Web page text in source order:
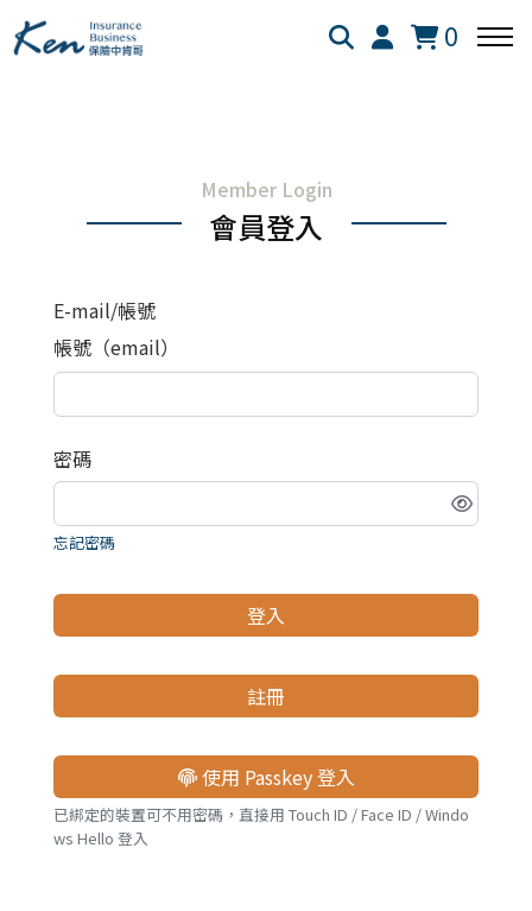
0
失能險
旅平險
儲蓄險
學習心得
靈性成長
好書推薦
退休規劃
勞保勞退
Member Login
會員登入
E-mail/帳號
帳號（email）
密碼
忘記密碼
登入
註冊
使用 Passkey 登入
已綁定的裝置可不用密碼，直接用 Touch ID / Face ID / Windo
ws Hello 登入